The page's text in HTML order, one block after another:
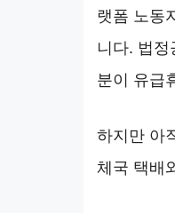
랫폼 노동
니다. 법
분이 유급
하지만 아
체국 택배